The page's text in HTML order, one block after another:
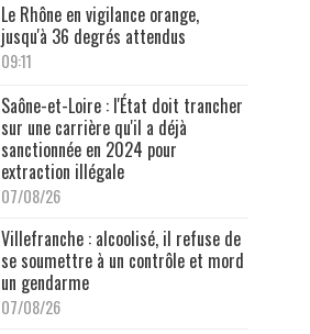
Le Rhône en vigilance orange,
jusqu'à 36 degrés attendus
09:11
Saône-et-Loire : l'État doit trancher
sur une carrière qu'il a déjà
sanctionnée en 2024 pour
extraction illégale
07/08/26
Villefranche : alcoolisé, il refuse de
se soumettre à un contrôle et mord
un gendarme
07/08/26